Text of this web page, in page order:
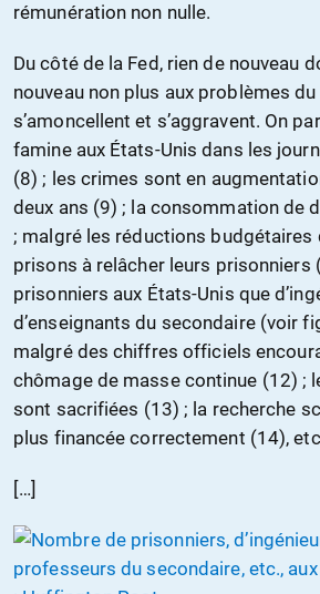
rémunération non nulle.
Du côté de la Fed, rien de nouveau
nouveau non plus aux problèmes
s’amoncellent et s’aggravent. On
famine aux États-Unis dans les
(8) ; les crimes sont en
deux ans (9) ; la consommation de
; malgré les réductions budgétaires
prisons à relâcher leurs prisonniers
prisonniers aux États-Unis que
d’enseignants du secondaire (voir
malgré des chiffres officiels
chômage de masse continue (12) ;
sont sacrifiées (13) ; la recherche
plus financée correctement (14),
[…]